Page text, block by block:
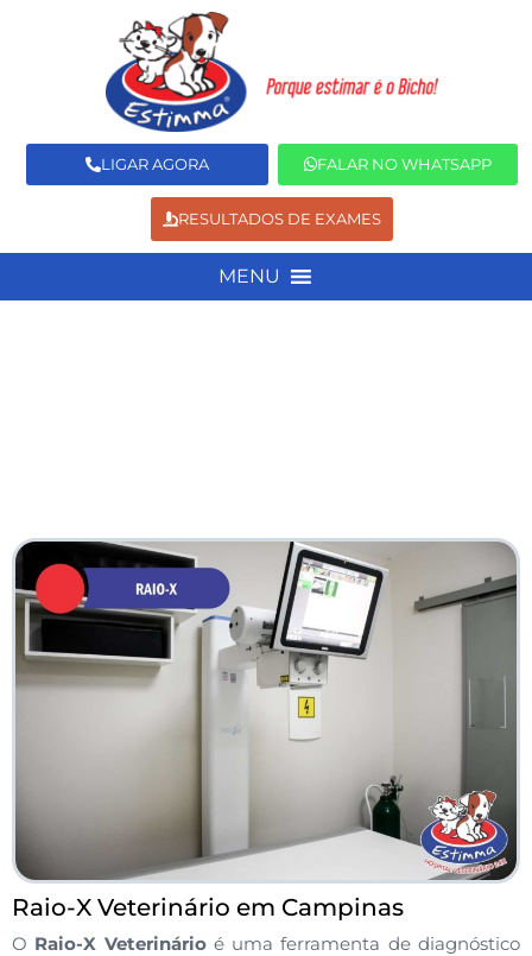
LIGAR AGORA FALAR NO WHATSAPP
RESULTADOS DE EXAMES
MENU
Raio-X Veterinário em Campinas
O Raio-X Veterinárioé uma ferramenta de diagnóstico